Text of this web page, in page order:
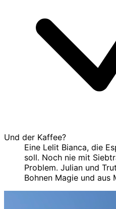
Und der Kaffee?
Eine Lelit Bianca, die
soll. Noch nie mit
Problem. Julian und
Bohnen Magie und